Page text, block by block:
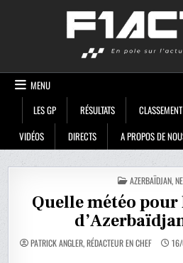
MENU
LES GP
RÉSULTATS CLASSEMENT
VIDÉOS
DIRECTS A PROPOS DE
POSTED
IN
AZERBAÏDJAN,
Quelle météo
PATRICK ANGLER, RÉDACTEUR EN CHEF